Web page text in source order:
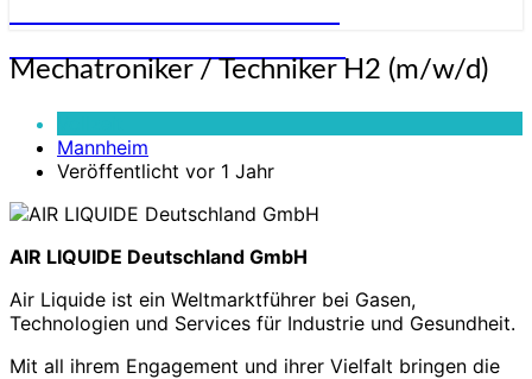
Mechatroniker
Techniker
(m/w/d)
Mechatroniker / Techniker H2 (m/w/d)
Mannheim
Veröffentlicht vor 1 Jahr
AIR LIQUIDE Deutschland GmbH
Air Liquide ist ein Weltmarktführer bei Gasen,
Technologien und Services für Industrie und Gesundheit.
Mit all ihrem Engagement und ihrer Vielfalt bringen die